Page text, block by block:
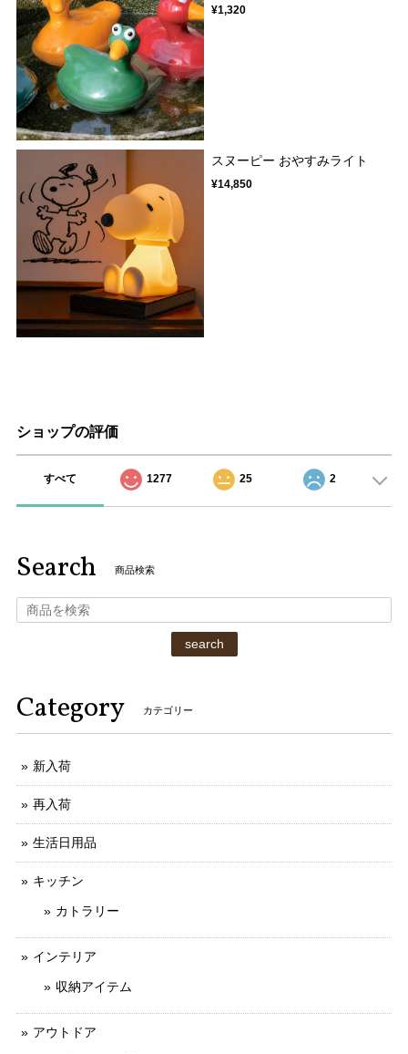
¥1,320
スヌーピー おやすみライト
¥14,850
ショップの評価
すべて 1277 25 2
Search 商品検索
search
Category カテゴリー
新入荷
再入荷
生活日用品
キッチン
カトラリー
インテリア
収納アイテム
アウトドア